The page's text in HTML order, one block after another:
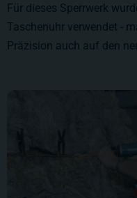
Für dieses Sperrwerk
Taschenuhr verwendet -
Präzision auch auf den